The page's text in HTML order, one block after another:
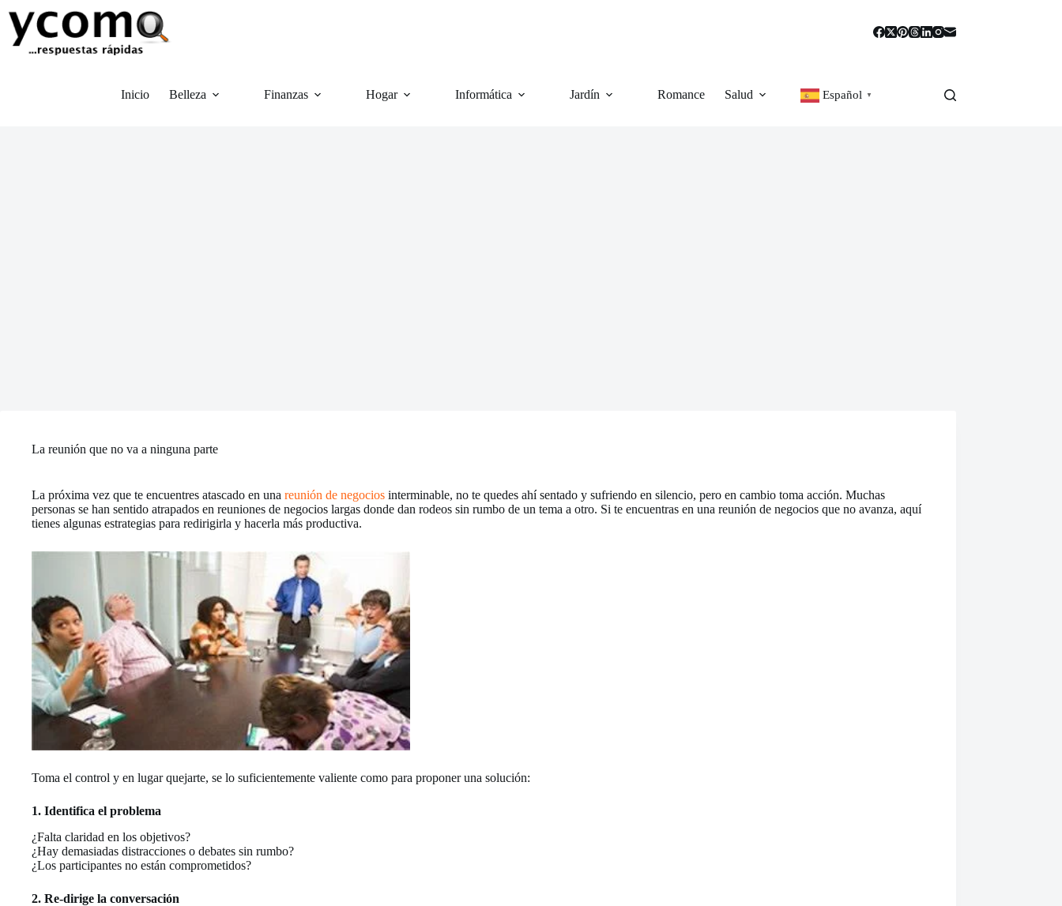
contenido
Inicio Belleza Finanzas Hogar Informática Jardín Romance Salud Español ▼
La reunión que no va a ninguna parte
La próxima vez que te encuentres atascado en una reunión de negocios interminable, no te quedes ahí sentado y sufriendo en silencio, pero en cambio toma acción. Muchas
personas se han sentido atrapados en reuniones de negocios largas donde dan rodeos sin rumbo de un tema a otro. Si te encuentras en una reunión de negocios que no avanza, aquí
tienes algunas estrategias para redirigirla y hacerla más productiva.
Toma el control y en lugar quejarte, se lo suficientemente valiente como para proponer una solución:
1. Identifica el problema
¿Falta claridad en los objetivos?
¿Hay demasiadas distracciones o debates sin rumbo?
¿Los participantes no están comprometidos?
2. Re-dirige la conversación